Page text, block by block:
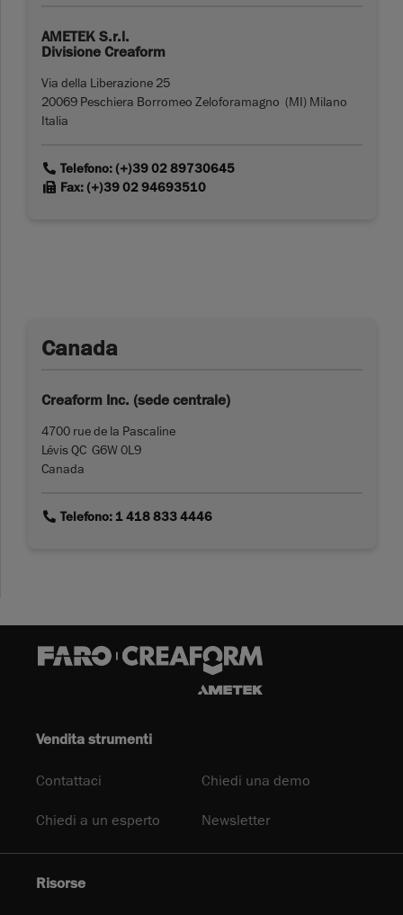
AMETEK S.r.l.
Divisione Creaform
Via della Liberazione 25
20069 Peschiera Borromeo Zeloforamagno (MI) Milano
Italia
linkTelefono: (+)39 02 89730645
linkFax: (+)39 02 94693510
Canada
Creaform Inc. (sede centrale)
4700 rue de la Pascaline
Lévis QC G6W 0L9
Canada
linkTelefono: 1 418 833 4446
Vendita strumenti
Contattaci Chiedi una demo
Chiedi a un esperto Newsletter
Risorse